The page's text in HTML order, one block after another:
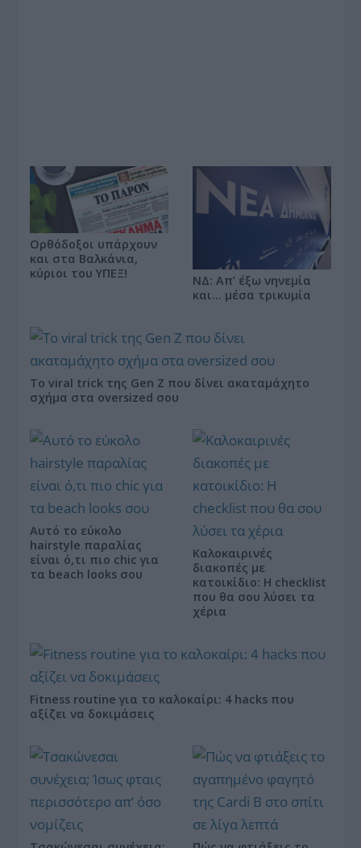
Ορθόδοξοι υπάρχουν
και στα Βαλκάνια,
κύριοι του ΥΠΕΞ!
ΝΔ: Απ’ έξω νηνεμία
και… μέσα τρικυμία
Το viral trick της Gen Z που δίνει ακαταμάχητο
σχήμα στα oversized σου
Αυτό το εύκολο
hairstyle παραλίας
είναι ό,τι πιο chic για
τα beach looks σου
Καλοκαιρινές
διακοπές με
κατοικίδιο: Η checklist
που θα σου λύσει τα
χέρια
Fitness routine για το καλοκαίρι: 4 hacks που
αξίζει να δοκιμάσεις